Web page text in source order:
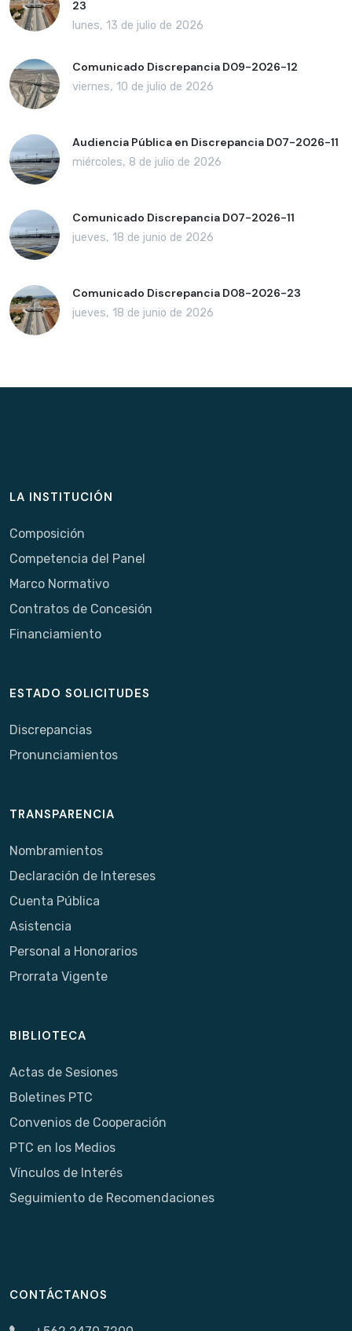
23
lunes, 13 de julio de 2026
Comunicado Discrepancia D09-2026-12
viernes, 10 de julio de 2026
Audiencia Pública en Discrepancia D07-2026-11
miércoles, 8 de julio de 2026
Comunicado Discrepancia D07-2026-11
jueves, 18 de junio de 2026
Comunicado Discrepancia D08-2026-23
jueves, 18 de junio de 2026
LA INSTITUCIÓN
Composición
Competencia del Panel
Marco Normativo
Contratos de Concesión
Financiamiento
ESTADO SOLICITUDES
Discrepancias
Pronunciamientos
TRANSPARENCIA
Nombramientos
Declaración de Intereses
Cuenta Pública
Asistencia
Personal a Honorarios
Prorrata Vigente
BIBLIOTECA
Actas de Sesiones
Boletines PTC
Convenios de Cooperación
PTC en los Medios
Vínculos de Interés
Seguimiento de Recomendaciones
CONTÁCTANOS